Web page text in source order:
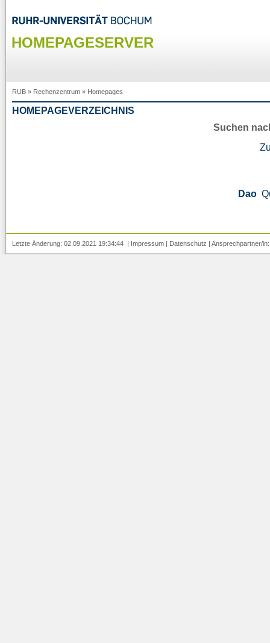
HOMEPAGESERVER
RUB » Rechenzentrum » Homepages
HOMEPAGEVERZEICHNIS
Suchen
Dao
Letzte Änderung: 02.09.2021 19:34:44 | Impressum | Datenschutz | Ansprechpartner/